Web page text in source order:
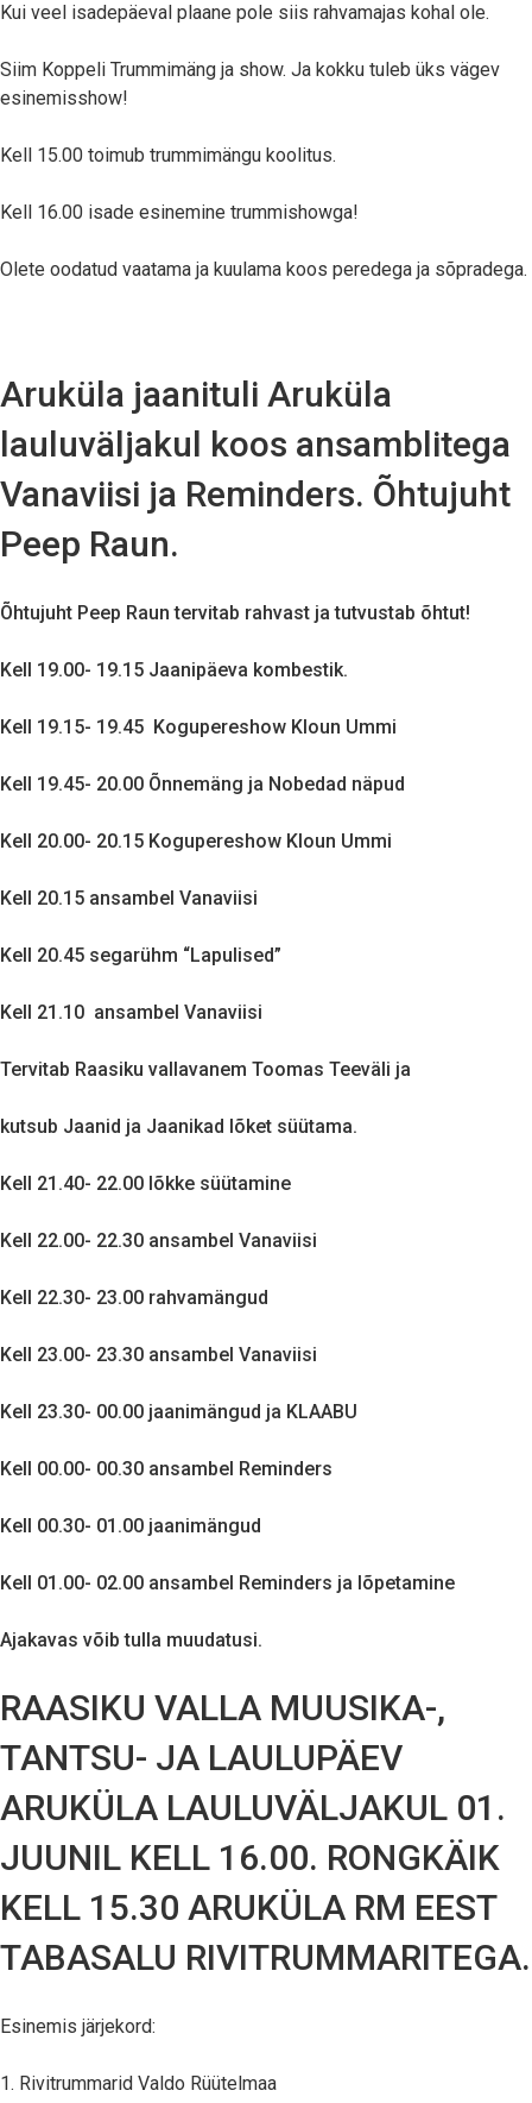
Kui veel isadepäeval plaane pole siis rahvamajas kohal ole.
Siim Koppeli Trummimäng ja show. Ja kokku tuleb üks vägev
esinemisshow!
Kell 15.00 toimub trummimängu koolitus.
Kell 16.00 isade esinemine trummishowga!
Olete oodatud vaatama ja kuulama koos peredega ja sõpradega.
Aruküla jaanituli Aruküla
lauluväljakul koos ansamblitega
Vanaviisi ja Reminders. Õhtujuht
Peep Raun.
Õhtujuht Peep Raun tervitab rahvast ja tutvustab õhtut!
Kell 19.00- 19.15 Jaanipäeva kombestik.
Kell 19.15- 19.45 Kogupereshow Kloun Ummi
Kell 19.45- 20.00 Õnnemäng ja Nobedad näpud
Kell 20.00- 20.15 Kogupereshow Kloun Ummi
Kell 20.15 ansambel Vanaviisi
Kell 20.45 segarühm “Lapulised”
Kell 21.10 ansambel Vanaviisi
Tervitab Raasiku vallavanem Toomas Teeväli ja
kutsub Jaanid ja Jaanikad lõket süütama.
Kell 21.40- 22.00 lõkke süütamine
Kell 22.00- 22.30 ansambel Vanaviisi
Kell 22.30- 23.00 rahvamängud
Kell 23.00- 23.30 ansambel Vanaviisi
Kell 23.30- 00.00 jaanimängud ja KLAABU
Kell 00.00- 00.30 ansambel Reminders
Kell 00.30- 01.00 jaanimängud
Kell 01.00- 02.00 ansambel Reminders ja lõpetamine
Ajakavas võib tulla muudatusi.
RAASIKU VALLA MUUSIKA-,
TANTSU- JA LAULUPÄEV
ARUKÜLA LAULUVÄLJAKUL 01.
JUUNIL KELL 16.00. RONGKÄIK
KELL 15.30 ARUKÜLA RM EEST
TABASALU RIVITRUMMARITEGA.
Esinemis järjekord:
1. Rivitrummarid Valdo Rüütelmaa